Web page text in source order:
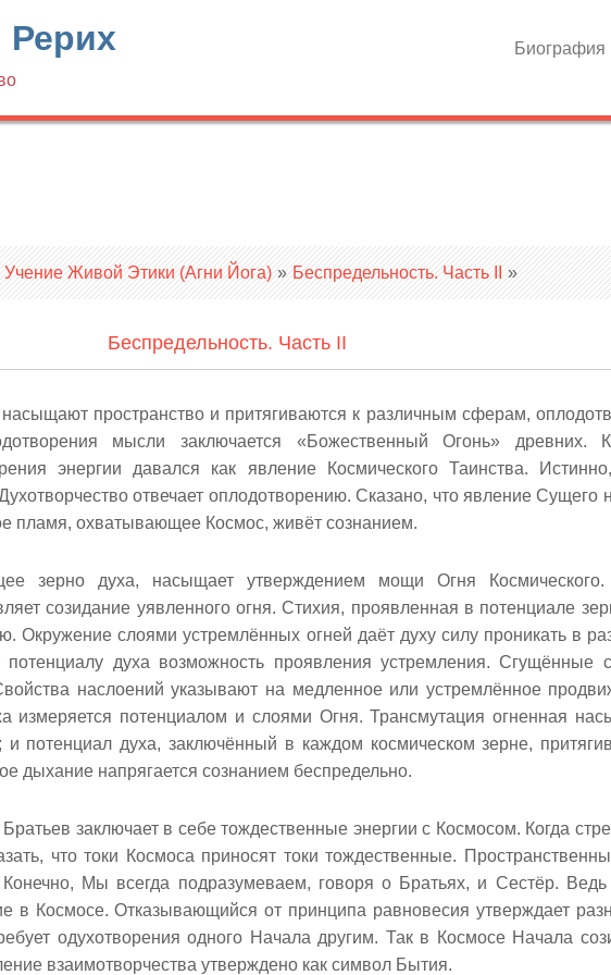
Рерих Биография
Учение Живой Этики (Агни Йога) » Беспредельность. Часть II »
Беспредельность. Часть II
пространство и притягиваются к различным сферам,
мысли заключается «Божественный Огонь» древних.
энергии давался как явление Космического Таинства.
отвечает оплодотворению. Сказано, что явление Сущего
пламя, охватывающее Космос, живёт сознанием.
зерно духа, насыщает утверждением мощи Огня Космического.
созидание уявленного огня. Стихия, проявленная в потенциале
Окружение слоями устремлённых огней даёт духу силу проникать в
духа возможность проявления устремления. Сгущённые
наслоений указывают на медленное или устремлённое
измеряется потенциалом и слоями Огня. Трансмутация огненная
и потенциал духа, заключённый в каждом космическом зерне,
дыхание напрягается сознанием беспредельно.
заключает в себе тождественные энергии с Космосом. Когда
что токи Космоса приносят токи тождественные.
Мы всегда подразумеваем, говоря о Братьях, и Сестёр.
в Космосе. Отказывающийся от принципа равновесия утверждает
одухотворения одного Начала другим. Так в Космосе Начала
взаимотворчества утверждено как символ Бытия.